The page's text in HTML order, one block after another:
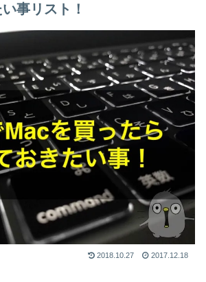
事リスト！
2018.10.27 2017.12.18